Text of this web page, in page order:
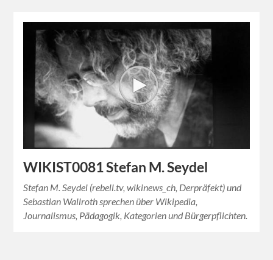
WIKIST0081 Stefan M. Seydel
Stefan M. Seydel (rebell.tv, wikinews_ch, Derpräfekt) und
Sebastian Wallroth sprechen über Wikipedia,
Journalismus, Pädagogik, Kategorien und Bürgerpflichten.